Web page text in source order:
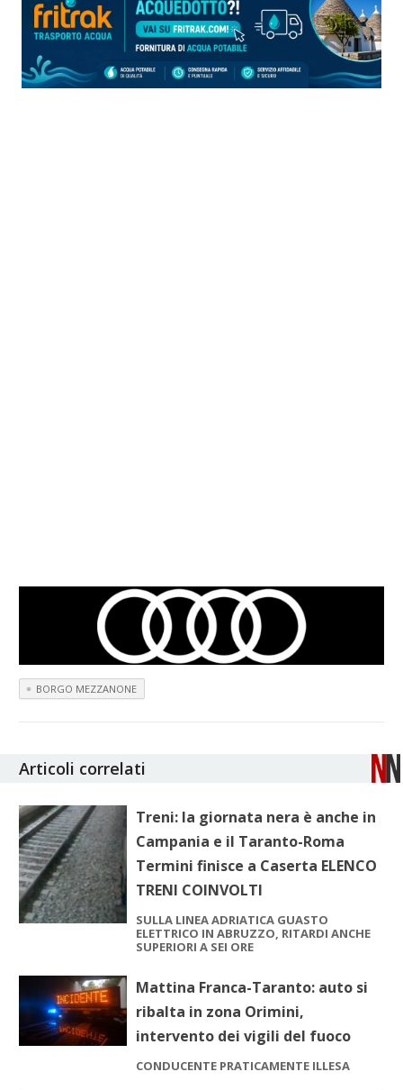
BORGO MEZZANONE
Articoli correlati
Treni: la giornata nera è anche in
Campania e il Taranto-Roma
Termini finisce a Caserta ELENCO
TRENI COINVOLTI
SULLA LINEA ADRIATICA GUASTO
ELETTRICO IN ABRUZZO, RITARDI ANCHE
SUPERIORI A SEI ORE
Mattina Franca-Taranto: auto si
ribalta in zona Orimini,
intervento dei vigili del fuoco
CONDUCENTE PRATICAMENTE ILLESA